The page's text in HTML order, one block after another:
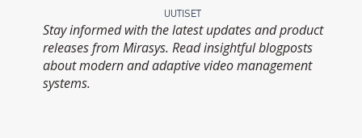
UUTISET
Stay informed with the latest updates and product
releases from Mirasys. Read insightful blogposts
about modern and adaptive video management
systems.